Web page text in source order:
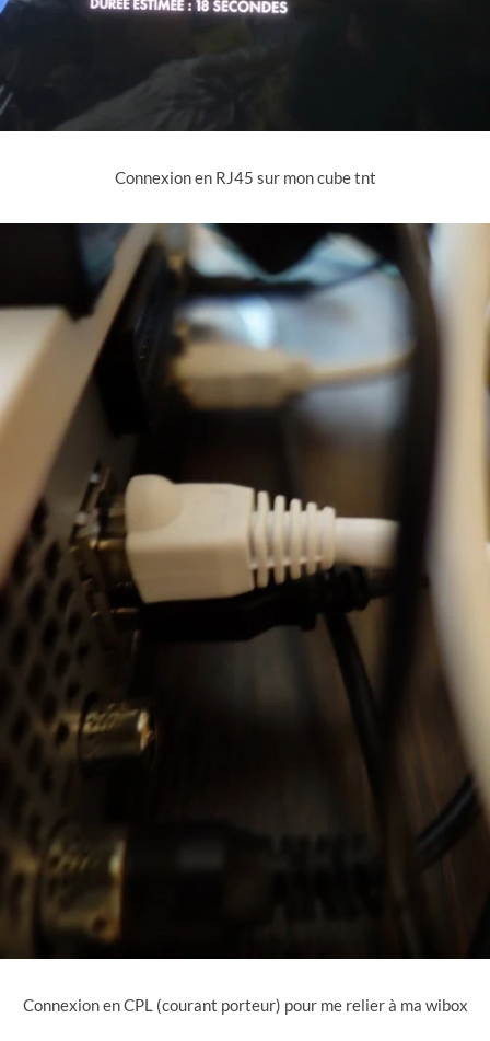
Connexion en RJ45 sur mon cube tnt
Connexion en CPL (courant porteur) pour me relier à ma wibox